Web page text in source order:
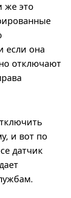
же это
если она
отключают
и вот по
датчик